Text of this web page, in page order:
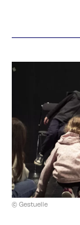
© Gestuelle